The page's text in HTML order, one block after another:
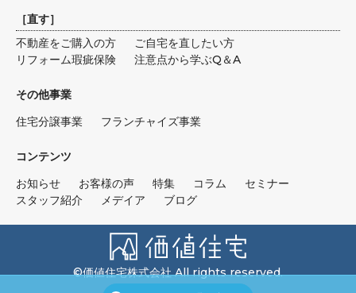
［直す］
不動産をご購入の方
ご自宅を直したい方
リフォーム瑕疵保険
注意点から学ぶQ＆A
その他事業
住宅分譲事業
フランチャイズ事業
コンテンツ
お知らせ
お客様の声 特集 コラム
セミナー
スタッフ紹介
メデイア ブログ
©価値住宅株式会社 All rights reserved.